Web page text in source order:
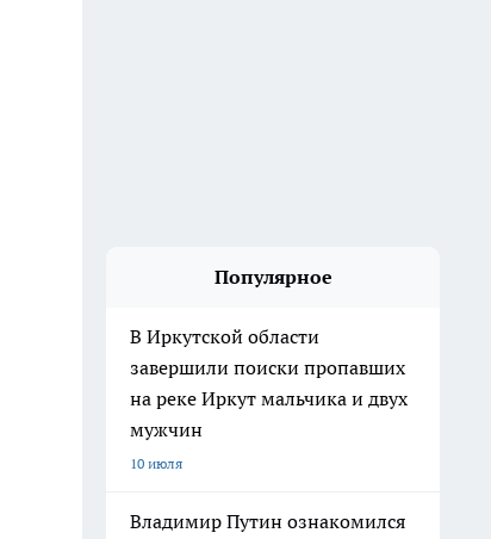
Популярное
В Иркутской области
завершили поиски пропавших
на реке Иркут мальчика и двух
мужчин
10 июля
Владимир Путин ознакомился